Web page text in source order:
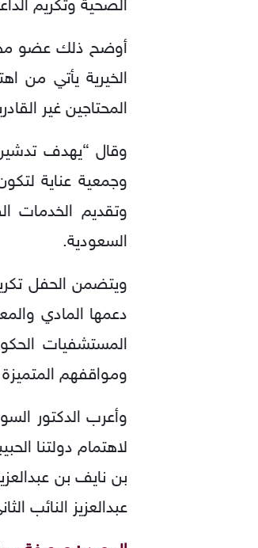
الصحية وتكريم
أوضح ذلك عضو
الخيرية يأتي من
المحتاجين غير
وقال “يهدف تدشين
وجمعية عناية
وتقديم الخدمات
السعودية.
ويتضمن الحفل
دعمها المادي
المستشفيات
ومواقفهم
وأعرب الدكتور
لاهتمام دولتنا
بن نايف بن
عبدالعزيز النائب